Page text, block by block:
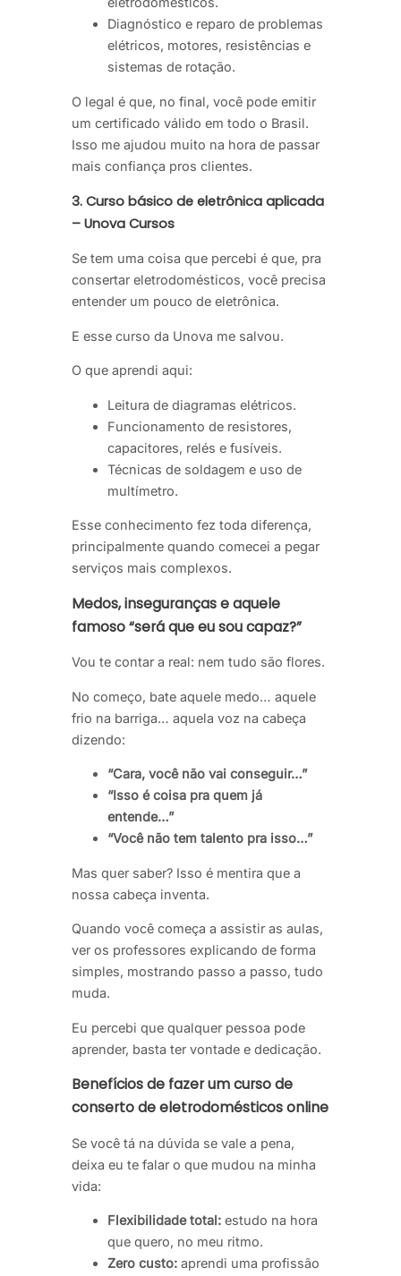
Diagnóstico e reparo de problemas
elétricos, motores, resistências e
sistemas de rotação.
O legal é que, no final, você pode emitir
um certificado válido em todo o Brasil.
Isso me ajudou muito na hora de passar
mais confiança pros clientes.
3. Curso básico de eletrônica aplicada
– Unova Cursos
Se tem uma coisa que percebi é que, pra
consertar eletrodomésticos, você precisa
entender um pouco de eletrônica.
E esse curso da Unova me salvou.
O que aprendi aqui:
Leitura de diagramas elétricos.
Funcionamento de resistores,
capacitores, relés e fusíveis.
Técnicas de soldagem e uso de
multímetro.
Esse conhecimento fez toda diferença,
principalmente quando comecei a pegar
serviços mais complexos.
Medos, inseguranças e aquele
famoso “será que eu sou capaz?”
Vou te contar a real: nem tudo são flores.
No começo, bate aquele medo… aquele
frio na barriga… aquela voz na cabeça
dizendo:
“Cara, você não vai conseguir…”
“Isso é coisa pra quem já
entende…”
“Você não tem talento pra isso…”
Mas quer saber? Isso é mentira que a
nossa cabeça inventa.
Quando você começa a assistir as aulas,
ver os professores explicando de forma
simples, mostrando passo a passo, tudo
muda.
Eu percebi que qualquer pessoa pode
aprender, basta ter vontade e dedicação.
Benefícios de fazer um curso de
conserto de eletrodomésticos online
Se você tá na dúvida se vale a pena,
deixa eu te falar o que mudou na minha
vida:
Flexibilidade total: estudo na hora
que quero, no meu ritmo.
Zero custo: aprendi uma profissão